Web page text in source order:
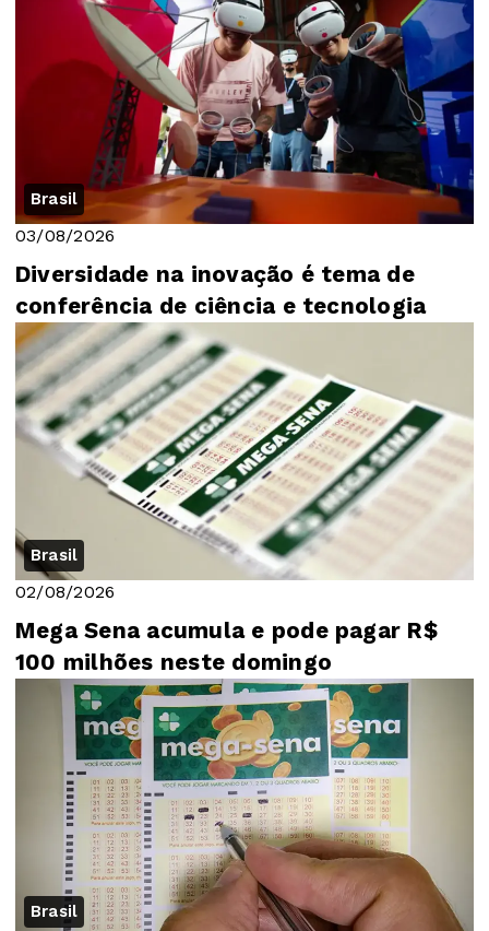
Brasil
03/08/2026
Diversidade na inovação é tema de
conferência de ciência e tecnologia
Brasil
02/08/2026
Mega Sena acumula e pode pagar R$
100 milhões neste domingo
Brasil